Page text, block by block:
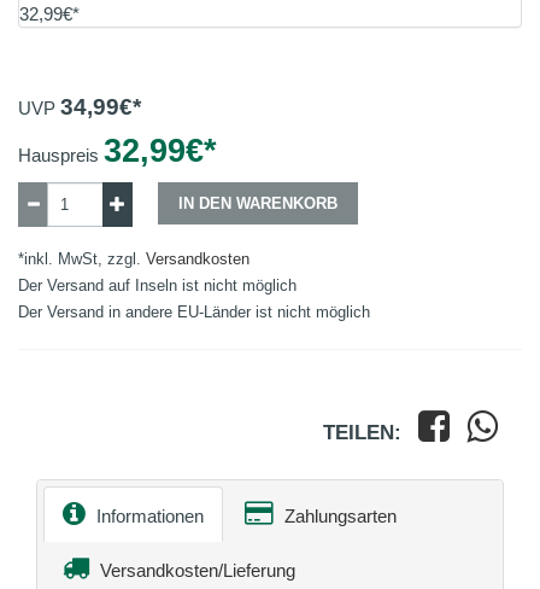
32,99€*
UVP 34,99€*
Hauspreis 32,99€*
IN DEN WARENKORB
*inkl. MwSt, zzgl. Versandkosten
Der Versand auf Inseln ist nicht möglich
Der Versand in andere EU-Länder ist nicht möglich
TEILEN:
Informationen Zahlungsarten
Versandkosten/Lieferung